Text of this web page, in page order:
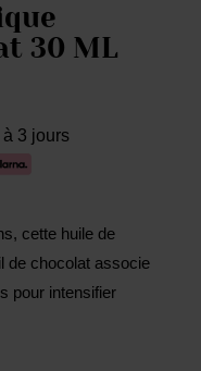
30 ML
3 jours
cette huile de
de chocolat associe
pour intensifier